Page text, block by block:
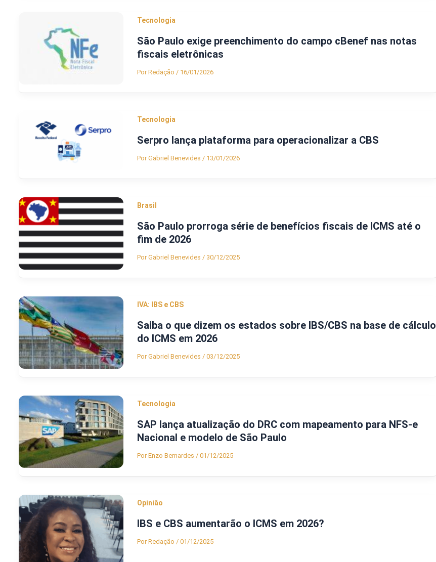
Tecnologia
São Paulo exige preenchimento do campo cBenef nas notas
fiscais eletrônicas
PorRedação / 16/01/2026
Tecnologia
Serpro lança plataforma para operacionalizar a CBS
PorGabriel Benevides / 13/01/2026
Brasil
São Paulo prorroga série de benefícios fiscais de ICMS até o
fim de 2026
PorGabriel Benevides / 30/12/2025
IVA: IBS e CBS
Saiba o que dizem os estados sobre IBS/CBS na base de cálculo
do ICMS em 2026
PorGabriel Benevides / 03/12/2025
Tecnologia
SAP lança atualização do DRC com mapeamento para NFS-e
Nacional e modelo de São Paulo
PorEnzo Bernardes / 01/12/2025
Opinião
IBS e CBS aumentarão o ICMS em 2026?
PorRedação / 01/12/2025